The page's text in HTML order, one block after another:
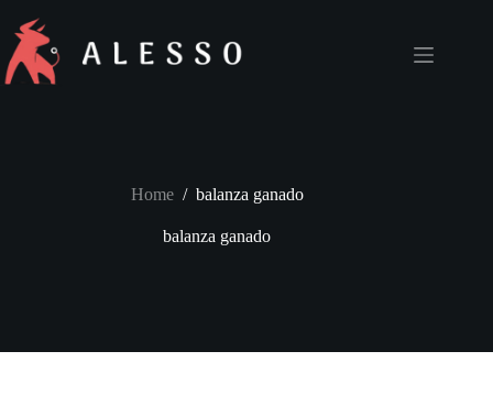
content
Home / balanza ganado
balanza ganado